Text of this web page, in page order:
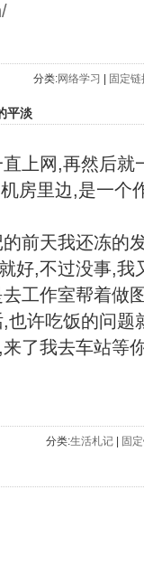
分类:网络学习 固定链
平淡
上网,再然后就
房里边,是一个
前天我还冻的
好,不过没事,我
工作室帮着做
许吃饭的问题
了我去车站等
分类:生活札记 固